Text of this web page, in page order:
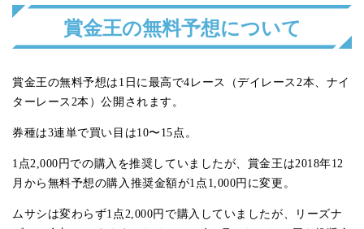
賞金王の無料予想について
賞金王の無料予想は1日に最高で4レース（デイレース2本、ナイ
ターレース2本）公開されます。
券種は3連単で買い目は10〜15点。
1点2,000円での購入を推奨していましたが、賞金王は2018年12
月から無料予想の購入推奨金額が1点1,000円に変更。
ムサシは変わらず1点2,000円で購入していましたが、リーズナ